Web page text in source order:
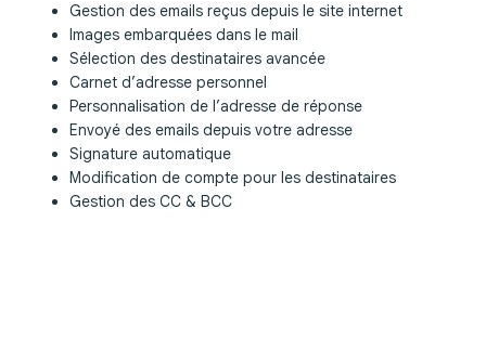
Gestion des emails reçus depuis le site internet
Images embarquées dans le mail
Sélection des destinataires avancée
Carnet d’adresse personnel
Personnalisation de l’adresse de réponse
Envoyé des emails depuis votre adresse
Signature automatique
Modification de compte pour les destinataires
Gestion des CC & BCC